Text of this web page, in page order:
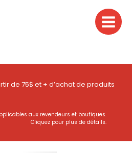
de 75$ et + d’achat de produits
aux revendeurs et boutiques.
Cliquez pour plus de détails.